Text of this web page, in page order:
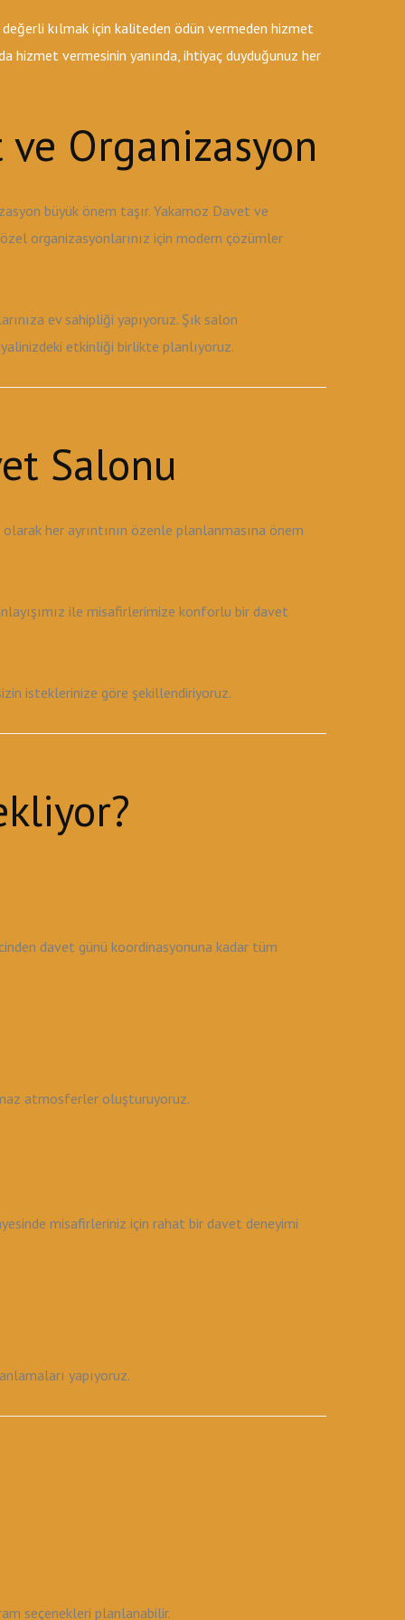
kılmak için kaliteden ödün vermeden hizmet
hizmet vermesinin yanında, ihtiyaç duyduğunuz her
Organizasyon
büyük önem taşır. Yakamoz Davet ve
organizasyonlarınız için modern çözümler
ev sahipliği yapıyoruz. Şık salon
etkinliği birlikte planlıyoruz.
Salonu
her ayrıntının özenle planlanmasına önem
ile misafirlerimize konforlu bir davet
isteklerinize göre şekillendiriyoruz.
davet günü koordinasyonuna kadar tüm
atmosferler oluşturuyoruz.
misafirleriniz için rahat bir davet deneyimi
yapıyoruz.
seçenekleri planlanabilir.